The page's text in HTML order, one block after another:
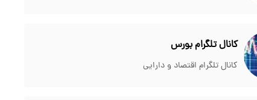
کانال تلگرام بورس
کانال تلگرام اقتصاد و دارایی